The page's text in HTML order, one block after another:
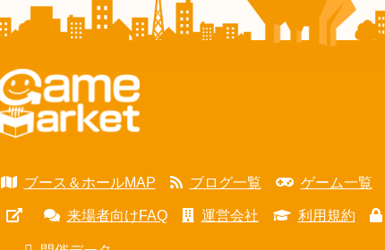
ブース＆ホールMAP ブログ一覧 ゲーム一覧
来場者向けFAQ 運営会社 利用規約